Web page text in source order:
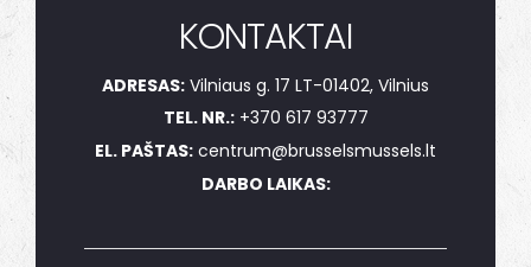
KONTAKTAI
ADRESAS: Vilniaus g. 17 LT-01402, Vilnius
TEL. NR.:+370 617 93777
EL. PAŠTAS: centrum@brusselsmussels.lt
DARBO LAIKAS: